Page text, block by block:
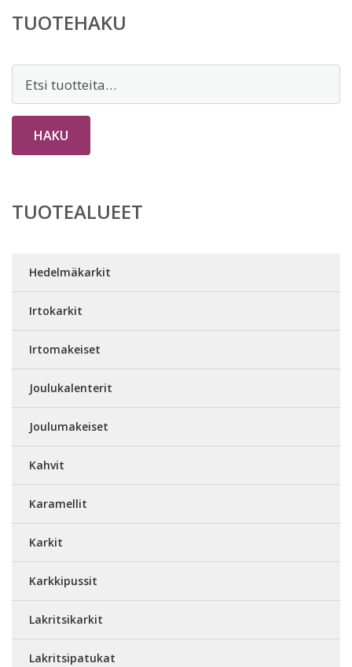
TUOTEHAKU
HAKU
TUOTEALUEET
Hedelmäkarkit
Irtokarkit
Irtomakeiset
Joulukalenterit
Joulumakeiset
Kahvit
Karamellit
Karkit
Karkkipussit
Lakritsikarkit
Lakritsipatukat